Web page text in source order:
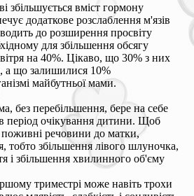
збільшується вміст гормону
додаткове розслаблення м'язів
до розширення просвіту
для збільшення обсягу
на 40%. Цікаво, що 30% з них
а що залишилися 10%
майбутньої мами.
без перебільшення, бере на себе
період очікування дитини. Щоб
поживні речовини до матки,
тобто збільшення лівого шлуночка,
і збільшення хвилинного об'єму
триместрі може навіть трохи